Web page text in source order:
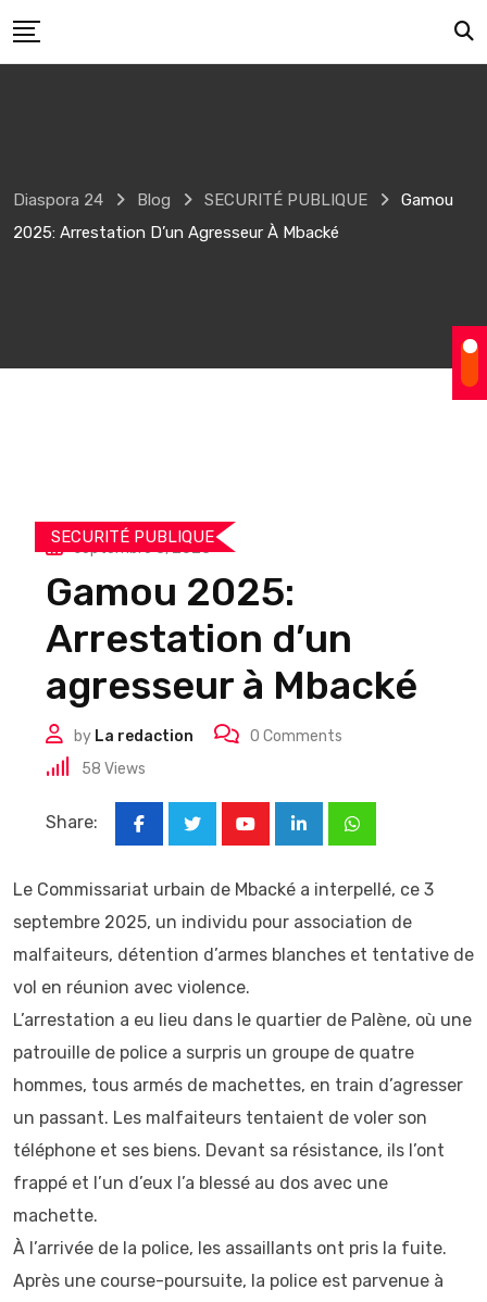
to
Diaspora 24 Blog SECURITÉ PUBLIQUE
Gamou
2025: Arrestation D’un Agresseur À Mbacké
SECURITÉ PUBLIQUE
septembre 5, 2025
Gamou 2025:
Arrestation d’un
agresseur à Mbacké
by La redaction 0 Comments
58 Views
Share:
LinkedInWhatsapp
Le Commissariat urbain de Mbacké a interpellé, ce 3
septembre 2025, un individu pour association de
malfaiteurs, détention d’armes blanches et tentative de
vol en réunion avec violence.
L’arrestation a eu lieu dans le quartier de Palène, où une
patrouille de police a surpris un groupe de quatre
hommes, tous armés de machettes, en train d’agresser
un passant. Les malfaiteurs tentaient de voler son
téléphone et ses biens. Devant sa résistance, ils l’ont
frappé et l’un d’eux l’a blessé au dos avec une
machette.
À l’arrivée de la police, les assaillants ont pris la fuite.
Après une course-poursuite, la police est parvenue à